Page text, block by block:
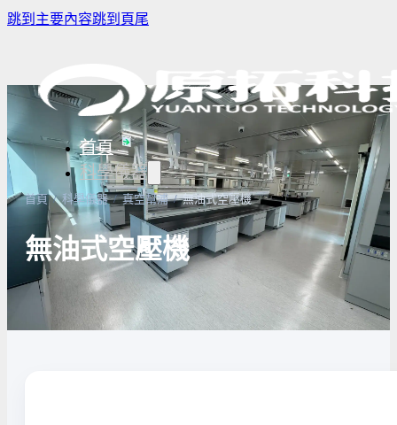
跳到主要內容跳到頁尾
首頁
科學儀器
樣品濃縮/乾燥前處理設備
微量分注吸管pipette
實驗室攪拌器 | 振盪機
實驗室冰箱 / 冷凍櫃
培養箱
高溫爐
生物安全櫃
高壓滅菌鍋
實驗室紫外
首頁 / 科學儀器 / 真空幫浦 / 無油式空壓機
無油式空壓機